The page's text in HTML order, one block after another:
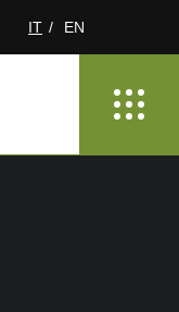
IT EN